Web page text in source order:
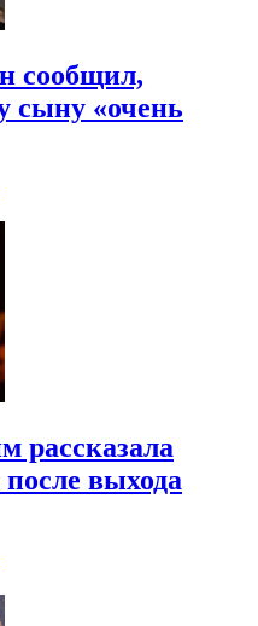
сообщил,
сыну «очень
рассказала
выхода